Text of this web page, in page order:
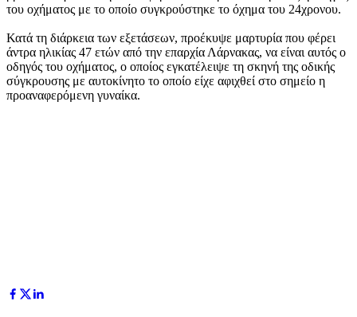
του οχήματος με το οποίο συγκρούστηκε το όχημα του 24χρονου.
Κατά τη διάρκεια των εξετάσεων, προέκυψε μαρτυρία που φέρει
άντρα ηλικίας 47 ετών από την επαρχία Λάρνακας, να είναι αυτός ο
οδηγός του οχήματος, ο οποίος εγκατέλειψε τη σκηνή της οδικής
σύγκρουσης με αυτοκίνητο το οποίο είχε αφιχθεί στο σημείο η
προαναφερόμενη γυναίκα.